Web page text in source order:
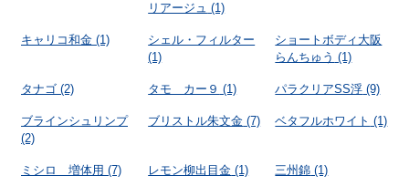
リアージュ (1)
キャリコ和金 (1)
シェル・フィルター
(1)
ショートボディ大阪
らんちゅう (1)
タナゴ (2) タモ カー９ (1) パラクリアSS浮 (9)
ブラインシュリンプ
(2)
ブリストル朱文金 (7) ベタフルホワイト (1)
ミシロ 増体用 (7) レモン柳出目金 (1) 三州錦 (1)